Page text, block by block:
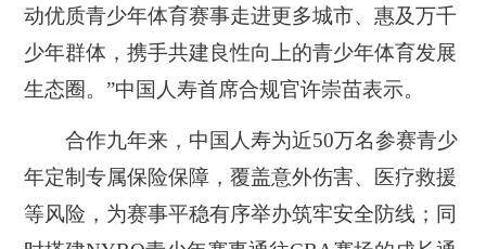
动优质青少年体育赛事走进更多城市、惠及万千
少年群体，携手共建良性向上的青少年体育发展
生态圈。”中国人寿首席合规官许崇苗表示。
合作九年来，中国人寿为近50万名参赛青少
年定制专属保险保障，覆盖意外伤害、医疗救援
等风险，为赛事平稳有序举办筑牢安全防线；同